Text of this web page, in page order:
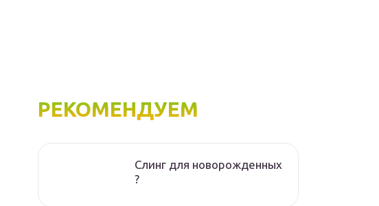
РЕКОМЕНДУЕМ
Слинг для новорожденных
?